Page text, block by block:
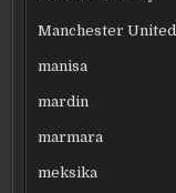
Manchester United
manisa
mardin
marmara
meksika